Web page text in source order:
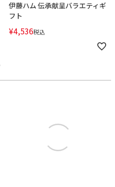
伊藤ハム 伝承献呈バラエティギ
フト
¥4,536税込